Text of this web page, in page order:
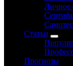
Личное
Статьи
Прогнозы